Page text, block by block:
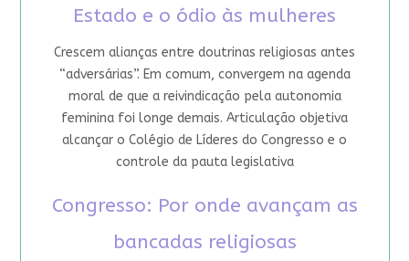
Estado e o ódio às mulheres
Crescem alianças entre doutrinas religiosas antes
“adversárias”. Em comum, convergem na agenda
moral de que a reivindicação pela autonomia
feminina foi longe demais. Articulação objetiva
alcançar o Colégio de Líderes do Congresso e o
controle da pauta legislativa
Congresso: Por onde avançam as
bancadas religiosas